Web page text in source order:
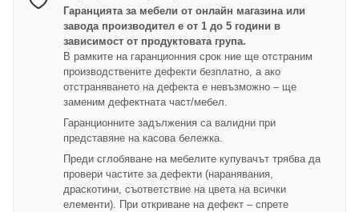
Гаранцията за мебели от онлайн магазина или
завода производител е от 1 до 5 години в
зависимост от продуктовата група.
В рамките на гаранционния срок ние ще отстраним
производствените дефекти безплатно, а ако
отстраняването на дефекта е невъзможно – ще
заменим дефектната част/мебел.
Гаранционните задължения са валидни при
представяне на касова бележка.
Преди сглобяване на мебелите купувачът трябва да
провери частите за дефекти (наранявания,
драскотини, съответствие на цвета на всички
елементи). При откриване на дефект – спрете